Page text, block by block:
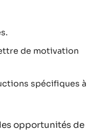
de motivation
spécifiques à
opportunités de